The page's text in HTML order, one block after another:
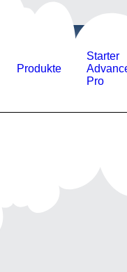
Produkte
Starter
Pro